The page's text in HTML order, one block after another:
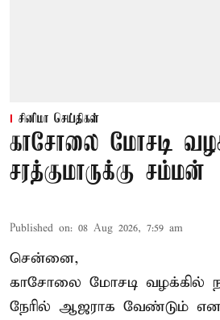
சினிமா செய்திகள்
காசோலை மோசடி
சரத்குமாருக்கு சம்மன்
Published on: 08 Aug 2026, 7:59 am
சென்னை,
காசோலை மோசடி வழக்கில்
நேரில் ஆஜராக வேண்டும்